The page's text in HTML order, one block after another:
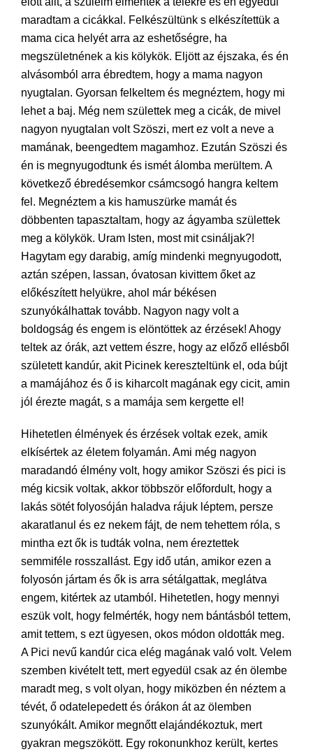
maradtam a cicákkal. Felkészültünk s elkészítettük a
mama cica helyét arra az eshetőségre, ha
megszületnének a kis kölykök. Eljött az éjszaka, és én
alvásomból arra ébredtem, hogy a mama nagyon
nyugtalan. Gyorsan felkeltem és megnéztem, hogy mi
lehet a baj. Még nem születtek meg a cicák, de mivel
nagyon nyugtalan volt Szöszi, mert ez volt a neve a
mamának, beengedtem magamhoz. Ezután Szöszi és
én is megnyugodtunk és ismét álomba merültem. A
következő ébredésemkor csámcsogó hangra keltem
fel. Megnéztem a kis hamuszürke mamát és
döbbenten tapasztaltam, hogy az ágyamba születtek
meg a kölykök. Uram Isten, most mit csináljak?!
Hagytam egy darabig, amíg mindenki megnyugodott,
aztán szépen, lassan, óvatosan kivittem őket az
előkészített helyükre, ahol már békésen
szunyókálhattak tovább. Nagyon nagy volt a
boldogság és engem is elöntöttek az érzések! Ahogy
teltek az órák, azt vettem észre, hogy az előző ellésből
született kandúr, akit Picinek kereszteltünk el, oda bújt
a mamájához és ő is kiharcolt magának egy cicit, amin
jól érezte magát, s a mamája sem kergette el!
Hihetetlen élmények és érzések voltak ezek, amik
elkísértek az életem folyamán. Ami még nagyon
maradandó élmény volt, hogy amikor Szöszi és pici is
még kicsik voltak, akkor többször előfordult, hogy a
lakás sötét folyosóján haladva rájuk léptem, persze
akaratlanul és ez nekem fájt, de nem tehettem róla, s
mintha ezt ők is tudták volna, nem éreztettek
semmiféle rosszallást. Egy idő után, amikor ezen a
folyosón jártam és ők is arra sétálgattak, meglátva
engem, kitértek az utamból. Hihetetlen, hogy mennyi
eszük volt, hogy felmérték, hogy nem bántásból tettem,
amit tettem, s ezt ügyesen, okos módon oldották meg.
A Pici nevű kandúr cica elég magának való volt. Velem
szemben kivételt tett, mert egyedül csak az én ölembe
maradt meg, s volt olyan, hogy miközben én néztem a
tévét, ő odatelepedett és órákon át az ölemben
szunyókált. Amikor megnőtt elajándékoztuk, mert
gyakran megszökött. Egy rokonunkhoz került, kertes